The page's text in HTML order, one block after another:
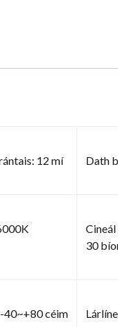
12 mí Dath
30
40~+80 céim